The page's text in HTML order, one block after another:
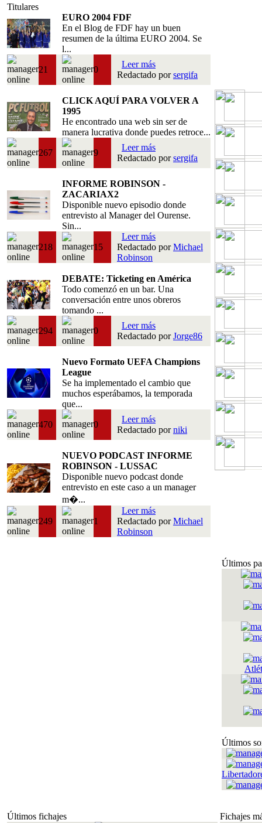
Titulares
EURO 2004 FDF
En el Blog de FDF hay un buen
resumen de la última EURO 2004. Se
l...
21 0
Leer más
Redactado porsergifa
CLICK AQUÍ PARA VOLVER A
1995
He encontrado una web sin ser de
manera lucrativa donde puedes retroce...
267 9
Leer más
Redactado porsergifa
INFORME ROBINSON -
ZACARIAX2
Disponible nuevo episodio donde
entrevisto al Manager del Ourense.
Sin...
218 15
Leer más
Redactado porMichael
Robinson
DEBATE: Ticketing en América
Todo comenzó en un bar. Una
conversación entre unos obreros
tomando ...
294 0
Leer más
Redactado porJorge86
Nuevo Formato UEFA Champions
League
Se ha implementado el cambio que
muchos esperábamos, la temporada
que...
470 0
Leer más
Redactado porniki
NUEVO PODCAST INFORME
ROBINSON - LUSSAC
Disponible nuevo podcast donde
entrevisto en este caso a un manager
m�...
249 1
Leer más
Redactado porMichael
Robinson
Últimos
Últimos
Últimos fichajes Fichajes